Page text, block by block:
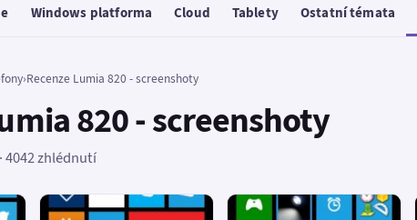
Windows platforma Cloud Tablety Ostatní témata
›Recenze Lumia 820 - screenshoty
820 - screenshoty
4042 zhlédnutí